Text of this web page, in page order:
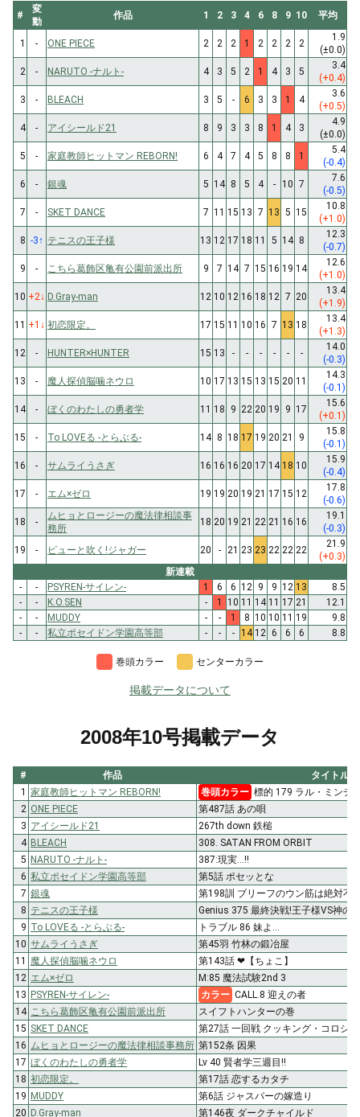
#
変
動
作品 1 2 3 4 6 8 9 10 平均
1 - ONE PIECE 2 2 2 1 2 2 2 2
1.9
(±0.0)
2
- NARUTO -ナルト- 4 3 5 2 1 4 3 5
3.4
(+0.4)
3
- BLEACH 3 5 - 6 3 3 1 4
3.6
(+0.5)
4
- アイシールド21 8 9 3 3 8 1 4 3
4.9
(±0.0)
5
- 家庭教師ヒットマン REBORN! 6 4 7 4 5 8 8 1
5.4
(-0.4)
6
- 銀魂 5 14 8 5 4 - 10 7
7.6
(-0.5)
7
- SKET DANCE 7 11 15 13 7 13 5 15
10.8
(+1.0)
8 -3↑ テニスの王子様 13 12 17 18 11 5 14 8
12.3
(-0.7)
9
- こちら葛飾区亀有公園前派出所 9 7 14 7 15 16 19 14
12.6
(+1.0)
10 +2↓ D.Gray-man 12 10 12 16 18 12 7 20
13.4
(+1.9)
11 +1 ↓ 初恋限定。 17 15 11 10 16 7 13 18
13.4
(+1.3)
12
- HUNTER×HUNTER 15 13 - - - - - -
14.0
(-0.3)
13
- 魔人探偵脳噛ネウロ 10 17 13 15 13 15 20 11
14.3
(-0.1)
14
- ぼくのわたしの勇者学 11 18 9 22 20 19 9 17
15.6
(+0.1)
15
- To LOVEる -とらぶる- 14 8 18 17 19 20 21 9
15.8
(-0.1)
16
- サムライうさぎ 16 16 16 20 17 14 18 10
15.9
(-0.4)
17
- エム×ゼロ 19 19 20 19 21 17 15 12
17.8
(-0.6)
18
-
ムヒョとロージーの魔法律相談事
務所
18 20 19 21 22 21 16 16
19.1
(-0.3)
19
- ピューと吹く!ジャガー 20 - 21 23 23 22 22 22
21.9
(+0.3)
新連載
-
- PSYREN-サイレン- 1 6 6 12 9 9 12 13
8.5
-
- K.O.SEN - 1 10 11 14 11 17 21
12.1
-
- MUDDY - - 1 8 10 10 11 19
9.8
-
- 私立ポセイドン学園高等部 - - - 14 12 6 6 6 8.8
巻頭カラー センターカラー
掲載データについて
2008年10号掲載データ
# 作品
タイトル
1 家庭教師ヒットマン REBORN! 巻頭カラー 標的 179 ラル・ミンチ
2 ONE PIECE
第487話 あの唄
3 アイシールド21
267th down 鉄槌
4 BLEACH
308. SATAN FROM ORBIT
5 NARUTO -ナルト-
387:現実…!!
6 私立ポセイドン学園高等部
第5話 ポセッとな
7 銀魂
第198訓 ブリーフのウン筋は絶対不
8 テニスの王子様
Genius 375 最終決戦!王子様VS神の
9 To LOVEる -とらぶる-
トラブル 86 妹よ…
10 サムライうさぎ
第45羽 竹林の鍛冶屋
11
魔人探偵脳噛ネウロ
第143話 ❤【ちょこ】
12 エム×ゼロ
M:85 魔法試験2nd 3
13 PSYREN-サイレン- カラー CALL.8 迎えの者
14 こちら葛飾区亀有公園前派出所
スイフトハンターの巻
15 SKET DANCE
第27話 一回戦 クッキング・コロシ
16 ムヒョとロージーの魔法律相談事務所 第152条 因果
17 ぼくのわたしの勇者学
Lv 40 賢者学三週目!!
18 初恋限定。
第17話 恋するカタチ
19 MUDDY
第6話 ジャスパーの嫁造り
20 D.Gray-man 第146夜 ダークチャイルド